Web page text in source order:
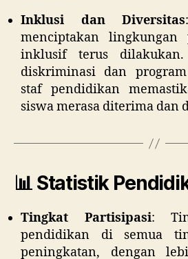
Inklusi dan Diversitas
menciptakan lingkungan
inklusif terus
diskriminasi dan
staf pendidikan
siswa merasa diterima dan
📊 Statistik
Tingkat Partisipasi:
pendidikan di semua
peningkatan, dengan